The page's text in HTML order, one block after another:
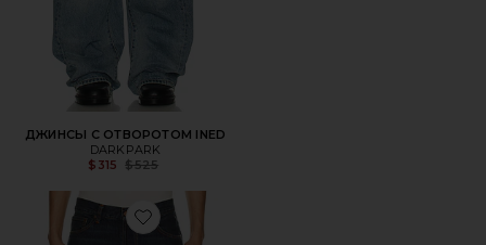
ДЖИНСЫ С ОТВОРОТОМ INED
DARKPARK
$315
Previous price:
$525
Favorite ДЖИНСЫ LOUD LARRY